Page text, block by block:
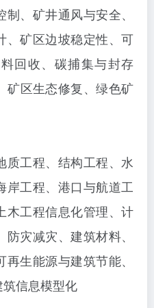
、矿井通风与安全、
、矿区边坡稳定性、可
回收、碳捕集与封存
矿区生态修复、绿色矿
质工程、结构工程、水
岸工程、港口与航道工
木工程信息化管理、计
灾减灾、建筑材料、
生能源与建筑节能、
信息模型化